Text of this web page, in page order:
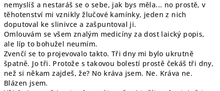
nemyslíš a nestaráš se o sebe, jak bys měla... no prostě, v
těhotenství mi vznikly žlučové kamínky, jeden z nich
doputoval ke slinivce a zašpuntoval ji.
Omlouvám se všem znalým medicíny za dost laický popis,
ale líp to bohužel neumím.
Zvenčí se to projevovalo takto. Tři dny mi bylo ukrutně
špatně. Jo tři. Protože s takovou bolestí prostě čekáš tři dny,
než si někam zajdeš, že? No kráva jsem. Ne. Kráva ne.
Blázen jsem.